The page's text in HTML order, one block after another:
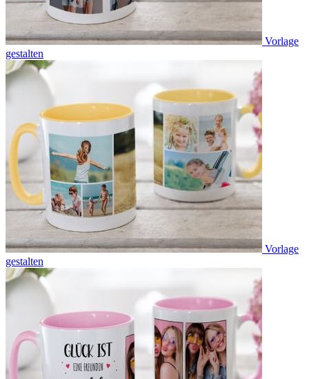
Vorlage
gestalten
Vorlage
gestalten